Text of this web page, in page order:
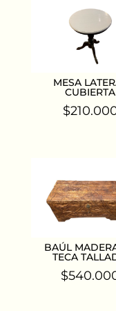
MESA
CUBIERTA
$
BAÚL
TECA
$